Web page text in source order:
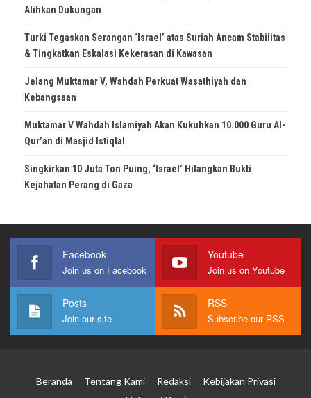
Alihkan Dukungan
Turki Tegaskan Serangan ‘Israel’ atas Suriah Ancam Stabilitas
& Tingkatkan Eskalasi Kekerasan di Kawasan
Jelang Muktamar V, Wahdah Perkuat Wasathiyah dan
Kebangsaan
Muktamar V Wahdah Islamiyah Akan Kukuhkan 10.000 Guru Al-
Qur’an di Masjid Istiqlal
Singkirkan 10 Juta Ton Puing, ‘Israel’ Hilangkan Bukti
Kejahatan Perang di Gaza
Facebook
Join us on Facebook
Youtube
Join us on Youtube
Posts
Join our site
RSS
Subscribe our RSS
Beranda Tentang Kami Redaksi
Kebijakan Privasi